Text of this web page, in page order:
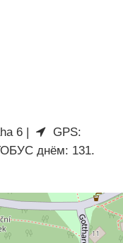
6 |
GPS:
днём: 131.